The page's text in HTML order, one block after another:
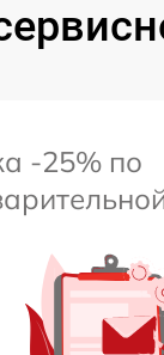
-25% по